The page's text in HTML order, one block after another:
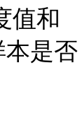
值和
本是否